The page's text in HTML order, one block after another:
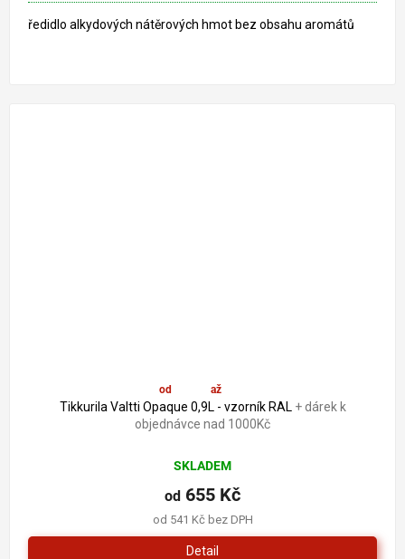
ředidlo alkydových nátěrových hmot bez obsahu aromátů
od až
Tikkurila Valtti Opaque 0,9L - vzorník RAL + dárek k
objednávce nad 1000Kč
SKLADEM
od 541 Kč bez DPH
od 655 Kč
Detail